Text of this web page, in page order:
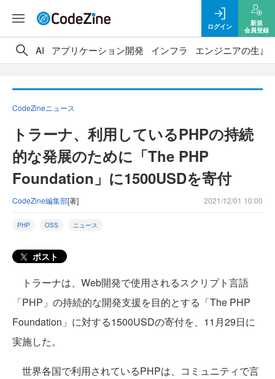
ログイン
新規
会員登録
AI アプリケーション開発 インフラ エンジニアの生き
CodeZineニュース
トラーナ、利用しているPHPの持続
的な発展のために「The PHP
Foundation」に1500USDを寄付
CodeZine編集部[著] 2021/12/01 10:00
PHP OSS ニュース
ポスト
トラーナは、Web開発で使用されるスクリプト言語
「PHP」の持続的な開発支援を目的とする「The PHP
Foundation」に対する1500USDの寄付を、11月29日に
実施した。
世界各国で利用されているPHPは、コミュニティで言